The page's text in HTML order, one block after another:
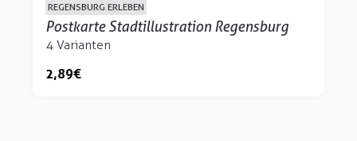
REGENSBURG ERLEBEN
Postkarte Stadtillustration Regensburg
4 Varianten
2,89 €